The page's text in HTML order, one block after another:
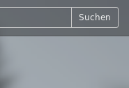
Suchen